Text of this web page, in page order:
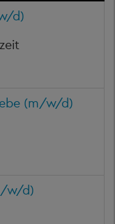
d)
(m/w/d)
w/d)